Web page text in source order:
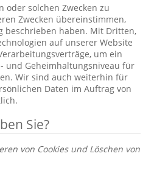
oder solchen Zwecken zu
Zwecken übereinstimmen,
beschrieben haben. Mit Dritten,
auf unserer Website
um ein
und Geheimhaltungsniveau für
Wir sind auch weiterhin für
Daten im Auftrag von
Sie?
von Cookies und Löschen von